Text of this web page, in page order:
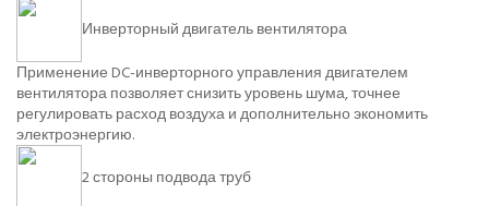
Инверторный двигатель вентилятора
Применение DC-инверторного управления двигателем
вентилятора позволяет снизить уровень шума, точнее
регулировать расход воздуха и дополнительно экономить
электроэнергию.
2 стороны подвода труб